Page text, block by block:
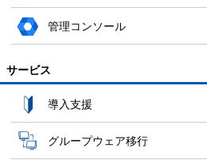
管理コンソール
サービス
導入支援
グループウェア移行